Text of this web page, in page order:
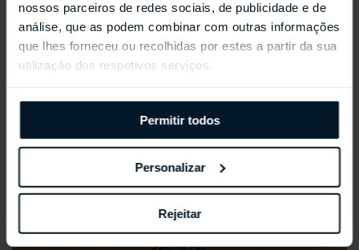
nossos parceiros de redes sociais, de publicidade e de
análise, que as podem combinar com outras informações
que lhes forneceu ou recolhidas por estes a partir da sua
utilização dos respetivos serviços.
Permitir todos
Personalizar
Rejeitar